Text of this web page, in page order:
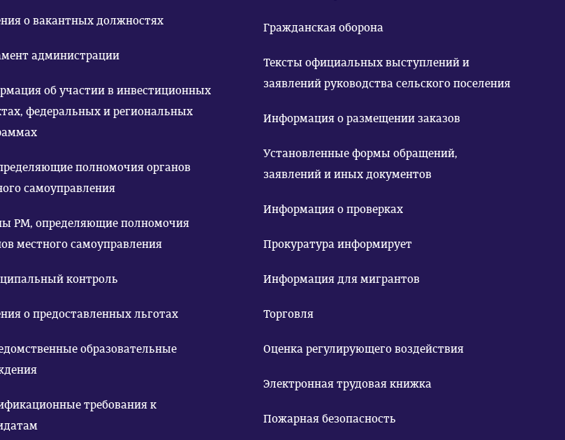
о вакантных должностях
администрации
об участии в инвестиционных
федеральных и региональных
полномочия органов
самоуправления
РМ, определяющие полномочия
местного самоуправления
контроль
о предоставленных льготах
образовательные
требования к
Гражданская оборона
Тексты официальных выступлений и
заявлений руководства сельского поселения
Информация о размещении заказов
Установленные формы обращений,
заявлений и иных документов
Информация о проверках
Прокуратура информирует
Информация для мигрантов
Торговля
Оценка регулирующего воздействия
Электронная трудовая книжка
Пожарная безопасность